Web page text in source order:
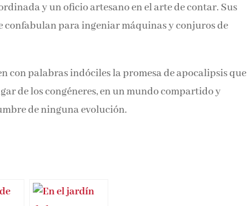
y un oficio artesano en el arte de contar. Sus
confabulan para ingeniar máquinas y conjuros de
con palabras indóciles la promesa de apocalipsis que
de los congéneres, en un mundo compartido y
de ninguna evolución.